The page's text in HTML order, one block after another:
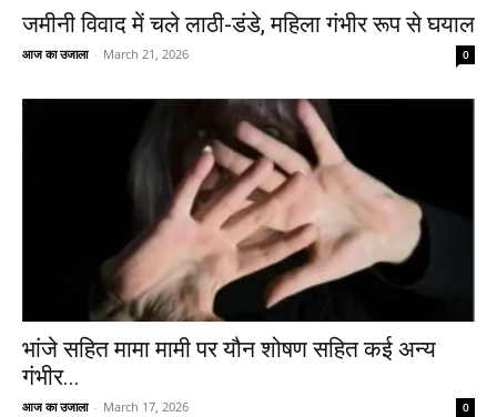
जमीनी विवाद में चले लाठी-डंडे, महिला गंभीर रूप से घयाल
आज का उजाला - March 21, 2026 0
भांजे सहित मामा मामी पर यौन शोषण सहित कई अन्य
गंभीर...
आज का उजाला - March 17, 2026 0